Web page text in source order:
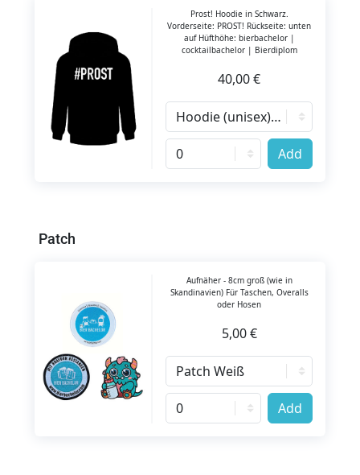
Prost! Hoodie in Schwarz.
Vorderseite: PROST! Rückseite: unten
auf Hüfthöhe: bierbachelor |
cocktailbachelor | Bierdiplom
40,00 €
Add
Patch
Aufnäher - 8cm groß (wie in
Skandinavien) Für Taschen, Overalls
oder Hosen
5,00 €
Add